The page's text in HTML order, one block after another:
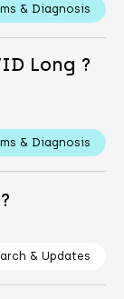
& Diagnosis
Long ?
& Diagnosis
& Updates